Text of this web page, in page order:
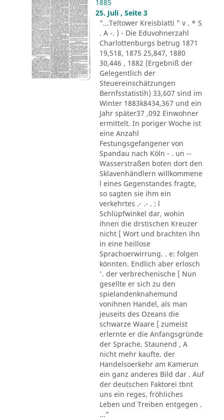
1885
25. Juli , Seite 3
"...Teltower Kreisblatti " v . * S
. A -. ) - Die Eduvohnerzahl
Charlottenburgs betrug 1871
19,518, 1875 25,847, 1880
30,446 , 1882 (Ergebniß der
Gelegentlich der
Steuereinschätzungen
Bernfsstatistih) 33,607 sind im
Winter 1883k8434,367 und ein
Jahr später37 ,092 Einwohner
ermittelt. In poriger Woche ist
eine Anzahl
Festungsgefangener von
Spandau nach Köln - . un --
Wasserstraßen boten dort den
Sklavenhändlern willkommene
l eines Gegenstandes fragte,
so sagten sie ihm ein
verkehrtes .- .- . : l
Schlüpfwinkel dar, wohin
ihnen die drstischen Kreuzer
nicht [ Wort und brachten ihn
in eine heillose
Sprachoerwirrung. . e: folgen
könnten. Endlich aber erlosch
'. der verbrechenische [ Nun
gesellte er sich zu den
spielandenknahemund
vonihnen Handel, als man
jeuseits des Ozeans die
schwarze Waare [ zumeist
erlernte er die Anfangsgründe
der Sprache. Staunend , A
nicht mehr kaufte. der
Handelsoerkehr am Kamerun
ein ganz anderes Bild dar . Auf
der deutschen Faktorei tbnt
uns ein reges, fröhliches
Leben und Treiben entgegen .
..."